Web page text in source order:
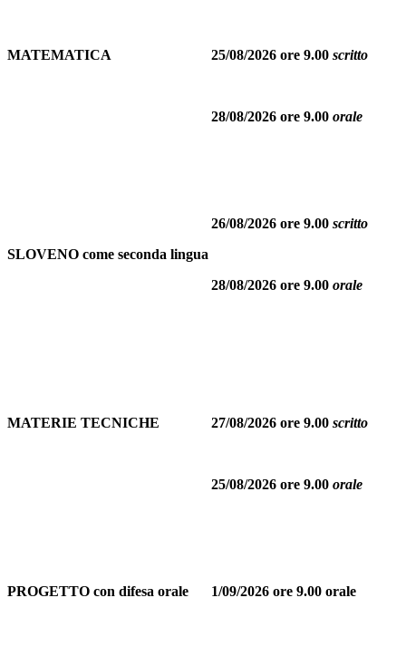
MATEMATICA 25/08/2026 ore 9.00 scritto
28/08/2026 ore 9.00 orale
SLOVENO come seconda lingua
26/08/2026 ore 9.00 scritto
28/08/2026 ore 9.00 orale
MATERIE TECNICHE 27/08/2026 ore 9.00 scritto
25/08/2026 ore 9.00 orale
PROGETTO con difesa orale 1/09/2026 ore 9.00 orale